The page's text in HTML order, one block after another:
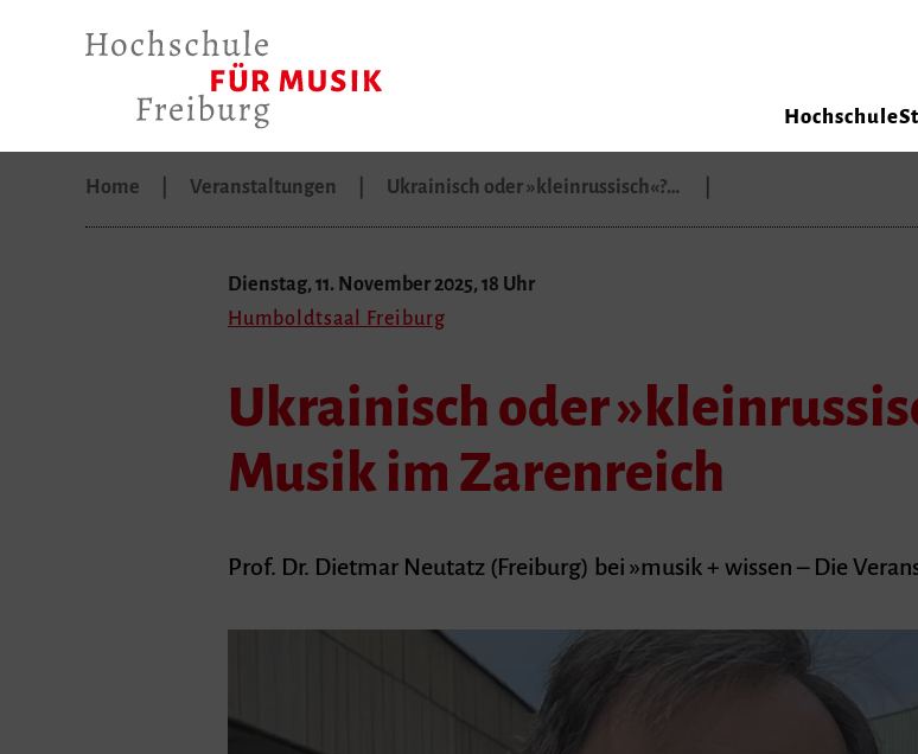
Hochschule
Home Veranstaltungen Ukrainisch oder »kleinrussisch«?…
Dienstag, 11. November 2025, 18 Uhr
Humboldtsaal Freiburg
Ukrainisch oder
Musik im Zarenreich
Prof. Dr. Dietmar Neutatz (Freiburg) bei »musik + wissen – Die